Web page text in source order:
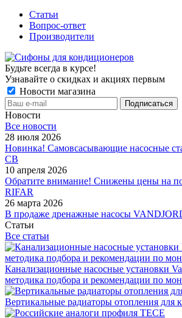
Статьи
Вопрос-ответ
Производители
Будьте всегда в курсе!
Узнавайте о скидках и акциях первым
Новости магазина
Новости
Все новости
28 июля 2026
Новинка! Самовсасывающие насосные
СВ
10 апреля 2026
Обратите внимание! Снижены цены на
RIFAR
26 марта 2026
В продаже дренажные насосы
Статьи
Все статьи
Канализационные насосные установки
методика подбора и рекомендации по
Вертикальные радиаторы отопления для